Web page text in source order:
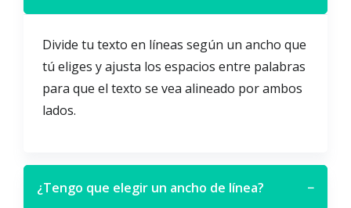
Divide tu texto en líneas según un ancho que
tú eliges y ajusta los espacios entre palabras
para que el texto se vea alineado por ambos
lados.
¿Tengo que elegir un ancho de línea? −